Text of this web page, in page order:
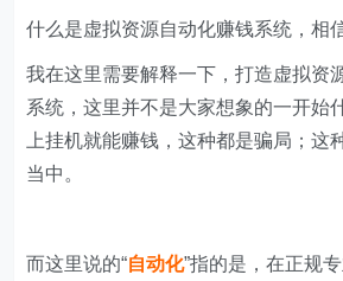
什么是虚拟资源自动化赚钱系统，相
我在这里需要解释一下，打造虚拟资
系统，这里并不是大家想象的一开始
上挂机就能赚钱，这种都是骗局；这
当中。
而这里说的“自动化”指的是，在正规